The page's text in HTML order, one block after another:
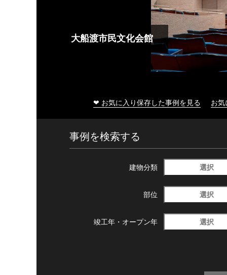
大船渡市民文化会館
❤ お気に入り保存した事例を見る お
事例を検索する
建物分類 選択
部位 選択
竣工年・ オープン年 選択